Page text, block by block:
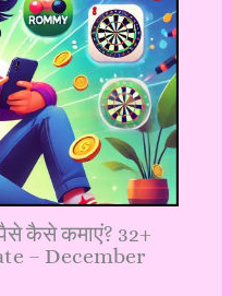
कैसे कमाएं? 32+
– December